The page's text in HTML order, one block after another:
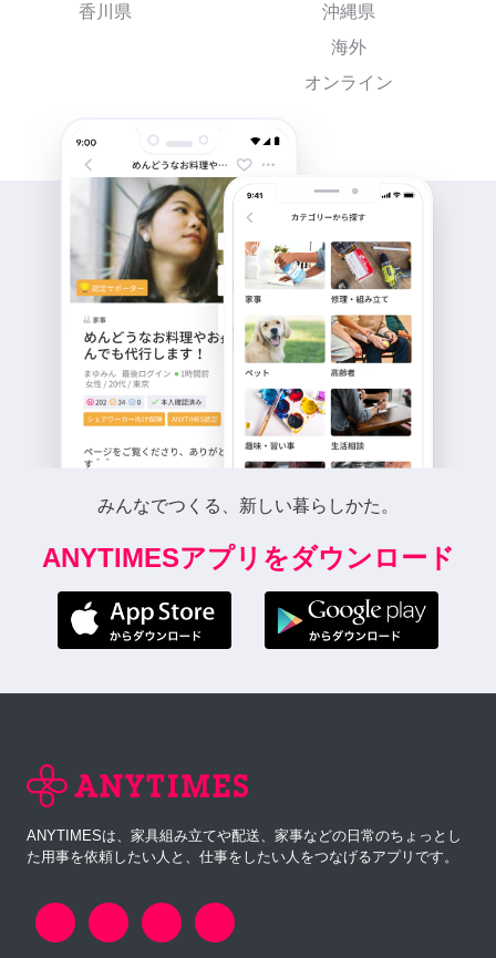
香川県
沖縄県
海外
オンライン
みんなでつくる、新しい暮らしかた。
ANYTIMESアプリをダウンロード
ANYTIMESは、家具組み立てや配送、家事などの日常のちょっとし
た用事を依頼したい人と、仕事をしたい人をつなげるアプリです。